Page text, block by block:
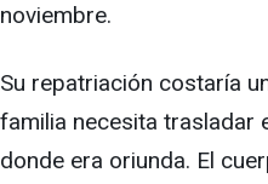
noviembre.
Su repatriación costaría
familia necesita trasladar
donde era oriunda. El